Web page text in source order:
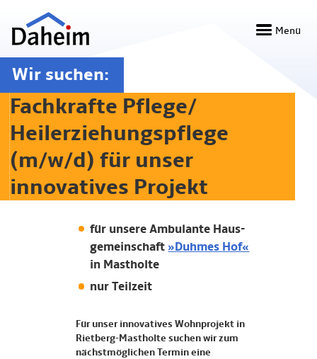
Inhalt
Menü
Wir suchen:
Fachkrafte Pflege/
Heilerziehungspflege
(m/w/d) für unser
innovatives Projekt
für unsere Ambulante Haus­
gemein­schaft »Duhmes Hof«
in Mastholte
nur Teilzeit
Für unser innovatives Wohnprojekt in
Rietberg-Mastholte suchen wir zum
nächstmöglichen Termin eine